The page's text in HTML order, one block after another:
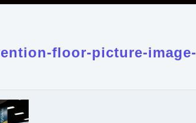
floor-picture-image-